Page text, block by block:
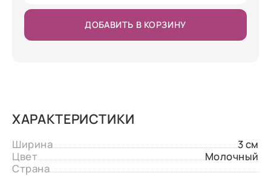
ДОБАВИТЬ В КОРЗИНУ
ХАРАКТЕРИСТИКИ
Ширина
3 см
Цвет
Молочный
Страна